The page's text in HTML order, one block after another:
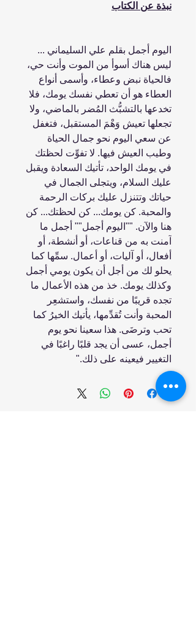
نبذة عن الكتاب
اليوم أجمل بقلم علي السليماني ...
ليس هناك أسوأ من الموت وأنت حي،
فالحياة نبض وعطاء، وأسمى أنواع
العطاء هو أن تعطي نفسك يومك، فلا
تخدعها بالتشبُّث المُضر بالماضي، ولا
تجعلها تعيش وَهْمَ المستقبل، فتغفل
عن سعي اليوم نحو جمال الحياة
وطيب العيش فيها. لا تفوِّت لحظتك
في يومك الواحد، تأتيك السعادة ويقبل
عليك السلام، ويتجلى الجمال في
حياتك وتتنزل عليك بركات الرحمة
والمحبة. كن يومك... كن لحظتك... كن
هنا والآن. ""اليوم أجمل"" أجمل ما
آمنت به من قناعات، أو أنشطة، أو
أفعال، أو آليات، أو أعمال. سمِّها كما
يحلو لك من أجل أن يكون يومي أجمل
وكذلك يومك. خذ من هذه الأعمال ما
تجده قريبًا من نفسك، واستشعِر
المحبة وأنت تُقدِّمها، يأتيك الخيرُ كما
تحب وترضَى. هذا سعينا نحو يوم
أجمل، عسى أن يجد قلبًا راغبًا في
التغيير فيعينه على ذلك."